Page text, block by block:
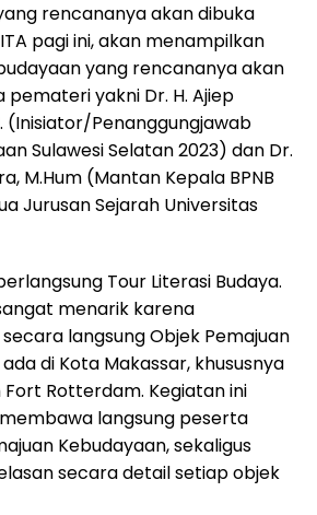
m
rencananya akan dibuka
pagi ini, akan menampilkan
yang rencananya akan
yakni Dr. H. Ajiep
(Inisiator/Penanggungjawab
Sulawesi Selatan 2023) dan Dr.
M.Hum (Mantan Kepala BPNB
Jurusan Sejarah Universitas
Tour Literasi Budaya.
menarik karena
langsung Objek Pemajuan
di Kota Makassar, khususnya
Rotterdam. Kegiatan ini
langsung peserta
Kebudayaan, sekaligus
secara detail setiap objek